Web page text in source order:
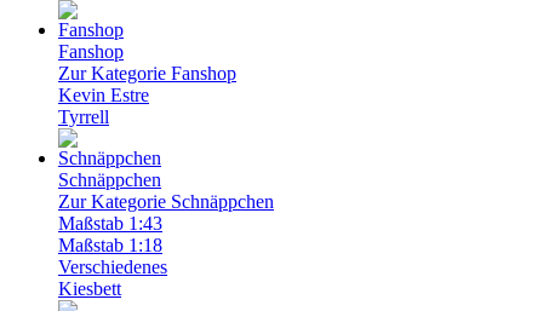
Fanshop
Zur Kategorie Fanshop
Kevin Estre
Tyrrell
Schnäppchen
Zur Kategorie Schnäppchen
Maßstab 1:43
Maßstab 1:18
Verschiedenes
Kiesbett